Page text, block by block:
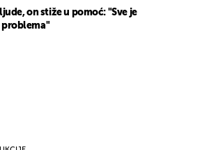
on stiže u pomoć: "Sve je
problema"